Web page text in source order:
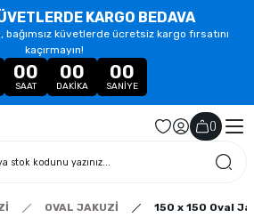
KARGO BEDAVA
küvetlerde ücretsiz kargo fırsatını
kaçırmayın!
00
SAAT
00
DAKIKA
00
SANIYE
()
OVAL JAKUZİ 150 x 150 Oval